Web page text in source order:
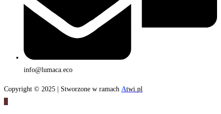
info@lumaca.eco
Copyright © 2025 | Stworzone w ramach Atwi.pl